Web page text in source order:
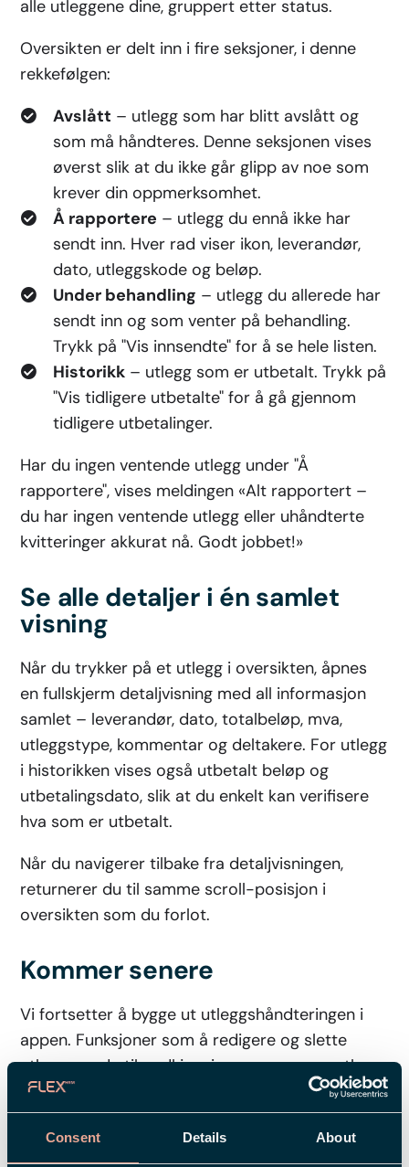
Consent Details About
alle utleggene dine, gruppert etter status.
Oversikten er delt inn i fire seksjoner, i denne
rekkefølgen:
Avslått – utlegg som har blitt avslått og
som må håndteres. Denne seksjonen vises
øverst slik at du ikke går glipp av noe som
krever din oppmerksomhet.
Å rapportere – utlegg du ennå ikke har
sendt inn. Hver rad viser ikon, leverandør,
dato, utleggskode og beløp.
Under behandling – utlegg du allerede har
sendt inn og som venter på behandling.
Trykk på "Vis innsendte" for å se hele listen.
Historikk – utlegg som er utbetalt. Trykk på
"Vis tidligere utbetalte" for å gå gjennom
tidligere utbetalinger.
Har du ingen ventende utlegg under "Å
rapportere", vises meldingen «Alt rapportert –
du har ingen ventende utlegg eller uhåndterte
kvitteringer akkurat nå. Godt jobbet!»
Se alle detaljer i én samlet
visning
Når du trykker på et utlegg i oversikten, åpnes
en fullskjerm detaljvisning med all informasjon
samlet – leverandør, dato, totalbeløp, mva,
utleggstype, kommentar og deltakere. For utlegg
i historikken vises også utbetalt beløp og
utbetalingsdato, slik at du enkelt kan verifisere
hva som er utbetalt.
Når du navigerer tilbake fra detaljvisningen,
returnerer du til samme scroll-posisjon i
oversikten som du forlot.
Kommer senere
Vi fortsetter å bygge ut utleggshåndteringen i
appen. Funksjoner som å redigere og slette
utlegg, sende til godkjenning og gruppere utlegg
i oversikten, samt å vise registrerte bilreiser for
kostgodtgjørelse og kjøring i samme visning, vil
bli lansert fremover.